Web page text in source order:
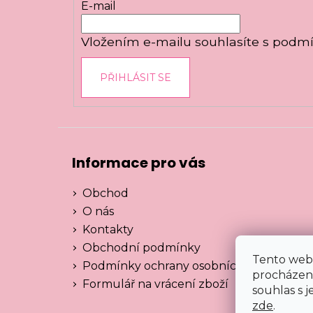
Tento
souhlas s
zde.
E-mail
Vložením e-mailu souhlasíte s
PŘIHLÁSIT SE
Informace pro vás
Obchod
O nás
Kontakty
Obchodní podmínky
Podmínky ochrany osobních údajů
Formulář na vrácení zboží